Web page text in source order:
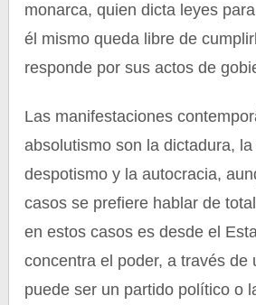
monarca, quien dicta leyes
él mismo queda libre de
responde por sus actos de
Las manifestaciones
absolutismo son la dictadura, la
despotismo y la autocracia,
casos se prefiere hablar de
en estos casos es desde el
concentra el poder, a través de
puede ser un partido político o